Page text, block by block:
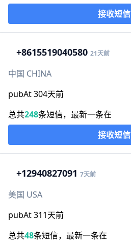
接收短信
+8615519040580 21天前
中国 CHINA
pubAt 304天前
总共248条短信，最新一条在
接收短信
+12940827091 7天前
美国 USA
pubAt 311天前
总共48条短信，最新一条在